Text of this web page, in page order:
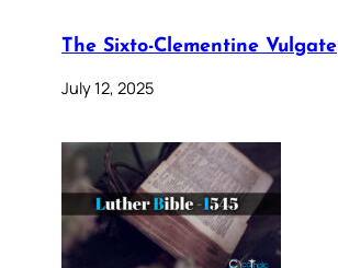
The Sixto-Clementine Vulgate
July 12, 2025